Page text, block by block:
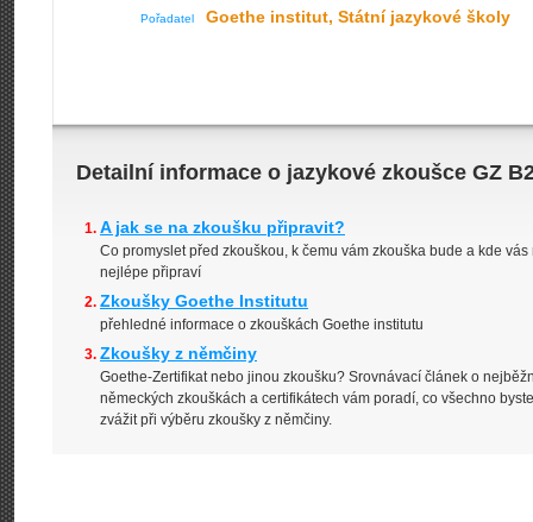
Pořadatel Goethe institut, Státní jazykové školy
Detailní informace o jazykové zkoušce GZ
A jak se na zkoušku připravit?
Co promyslet před zkouškou, k čemu vám zkouška bude a kde vás
nejlépe připraví
Zkoušky Goethe Institutu
přehledné informace o zkouškách Goethe institutu
Zkoušky z němčiny
Goethe-Zertifikat nebo jinou zkoušku? Srovnávací článek o
německých zkouškách a certifikátech vám poradí, co všechno
zvážit při výběru zkoušky z němčiny.